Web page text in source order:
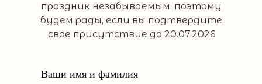
праздник незабываемым, поэтому
будем рады, если вы подтвердите
свое присутствие до 20.07.2026
Ваши имя и фамилия